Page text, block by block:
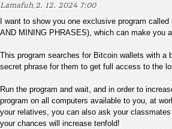
Lamafuh, 2. 12. 2024 7:00
I want to show you one exclusive program
AND MINING PHRASES), which can make you
This program searches for Bitcoin wallets with a
secret phrase for them to get full access to the
Run the program and wait, and in order to
program on all computers available to you, at
your relatives, you can also ask your
your chances will increase tenfold!